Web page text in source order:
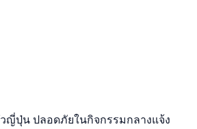
ปุ่น ปลอดภัยในกิจกรรมกลางแจ้ง